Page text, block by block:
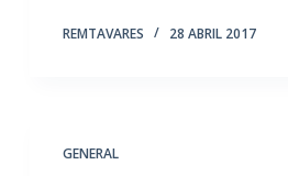
REMTAVARES 28 ABRIL 2017
GENERAL